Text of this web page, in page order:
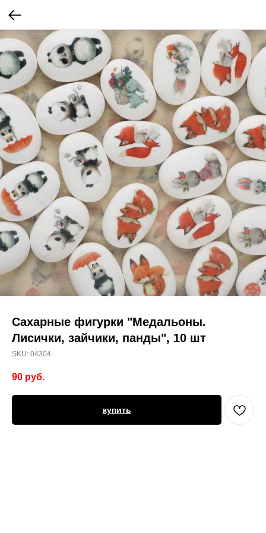
Сахарные фигурки "Медальоны.
Лисички, зайчики, панды", 10 шт
SKU: 04304
90 руб.
купить